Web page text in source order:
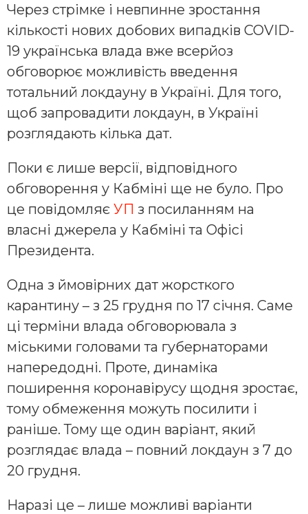
Через стрімке і невпинне зростання
кількості нових добових випадків COVID-
19 українська влада вже всерйоз
обговорює можливість введення
тотальний локдауну в Україні. Для того,
щоб запровадити локдаун, в Україні
розглядають кілька дат.
Поки є лише версії, відповідного
обговорення у Кабміні ще не було. Про
це повідомляє УП з посиланням на
власні джерела у Кабміні та Офісі
Президента.
Одна з ймовірних дат жорсткого
карантину – з 25 грудня по 17 січня. Саме
ці терміни влада обговорювала з
міськими головами та губернаторами
напередодні. Проте, динаміка
поширення коронавірусу щодня зростає,
тому обмеження можуть посилити і
раніше. Тому ще один варіант, який
розглядає влада – повний локдаун з 7 до
20 грудня.
Наразі це – лише можливі варіанти